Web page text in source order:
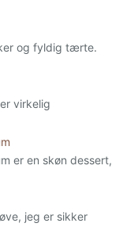
og fyldig tærte.
virkelig
er en skøn dessert,
jeg er sikker